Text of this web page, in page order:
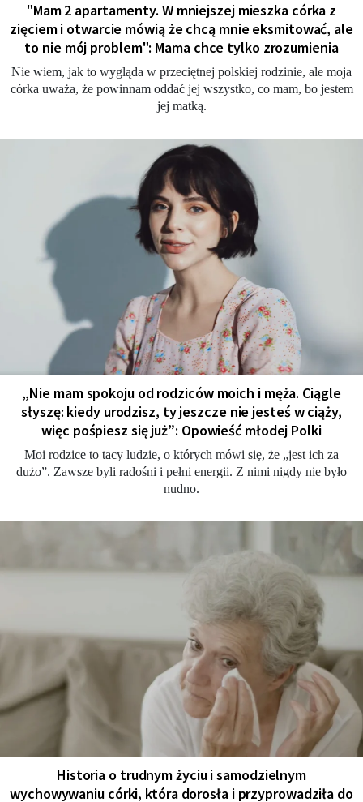
"Mam 2 apartamenty. W mniejszej mieszka córka z
zięciem i otwarcie mówią że chcą mnie eksmitować, ale
to nie mój problem": Mama chce tylko zrozumienia
Nie wiem, jak to wygląda w przeciętnej polskiej rodzinie, ale moja
córka uważa, że powinnam oddać jej wszystko, co mam, bo jestem
jej matką.
„Nie mam spokoju od rodziców moich i męża. Ciągle
słyszę: kiedy urodzisz, ty jeszcze nie jesteś w ciąży,
więc pośpiesz się już”: Opowieść młodej Polki
Moi rodzice to tacy ludzie, o których mówi się, że „jest ich za
dużo”. Zawsze byli radośni i pełni energii. Z nimi nigdy nie było
nudno.
Historia o trudnym życiu i samodzielnym
wychowywaniu córki, która dorosła i przyprowadziła do